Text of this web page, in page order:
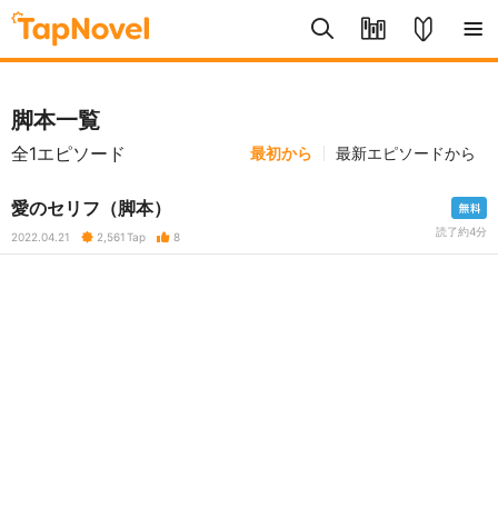
脚本一覧
全1エピソード 最初から 最新エピソードから
愛のセリフ（脚本）
2022.04.21 2,561Tap 8 読了約4分